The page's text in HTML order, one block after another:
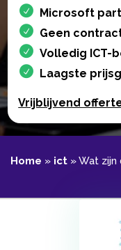
Microsoft
Geen
Volledig ICT-
Laagste
Vrijblijvend
Home » ict »Wat